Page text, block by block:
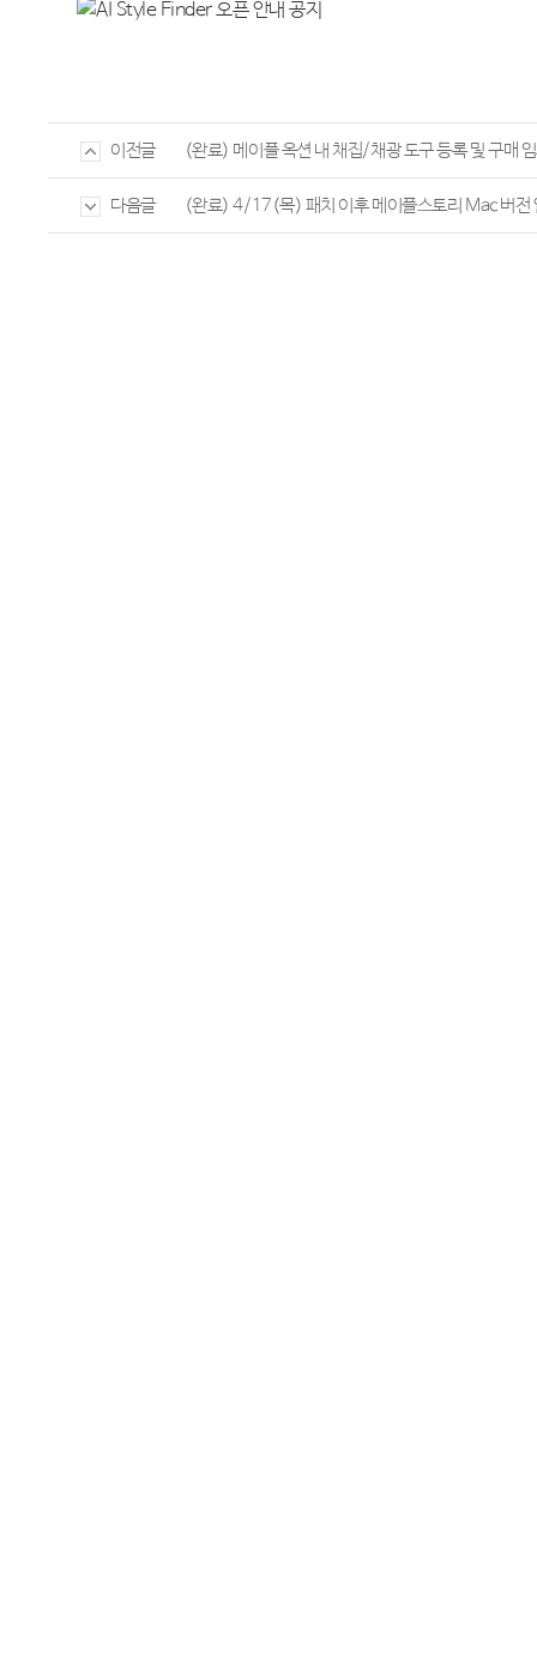
이전글 (완료) 메이플 옥션 내 채집/채광 도구 등록 및 구매
다음글 (완료) 4/17(목) 패치 이후 메이플스토리 Mac 버전